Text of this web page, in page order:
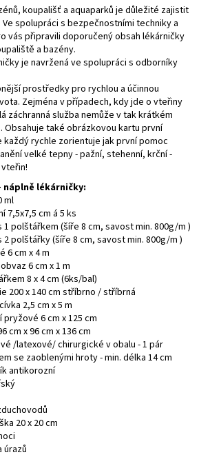
koupališť a aquaparků je důležité zajistit
spolupráci s bezpečnostními techniky a
vás připravili doporučený obsah lékárničky
a bazény.
je navržená ve spolupráci s odborníky
prostředky pro rychlou a účinnou
Zejména v případech, kdy jde o vteřiny
záchranná služba nemůže v tak krátkém
Obsahuje také obrázkovou kartu první
rychle zorientuje jak první pomoc
velké tepny - pažní, stehenní, krční -
náplně lékárničky:
ml
7,5x7,5 cm á 5 ks
polštářkem (šíře 8 cm, savost min. 800g/m )
polštářky (šíře 8 cm, savost min. 800g/m )
6 cm x 4 m
6 cm x 1 m
8 x 4 cm (6ks/bal)
200 x 140 cm stříbrno / stříbrná
2,5 cm x 5 m
6 cm x 125 cm
cm x 96 cm x 136 cm
/latexové/ chirurgické v obalu - 1 pár
se zaoblenými hroty - min. délka 14 cm
antikorozní
20 x 20 cm
úrazů